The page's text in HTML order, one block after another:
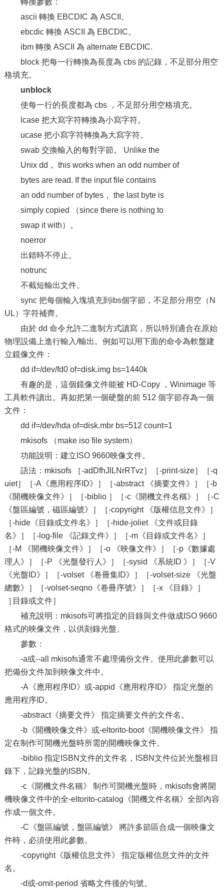
轉換參數：
ascii 轉換 EBCDIC 為 ASCII。
ebcdic 轉換 ASCII 為 EBCDIC。
ibm 轉換 ASCII 為 alternate EBCDIC.
block 把每一行轉換為長度為 cbs 的記錄，不足部分用空
格填充。
unblock
使每一行的長度都為 cbs ，不足部分用空格填充。
lcase 把大寫字符轉換為小寫字符。
ucase 把小寫字符轉換為大寫字符。
swab 交換輸入的每對字節。 Unlike the
Unix dd， this works when an odd number of
bytes are read. If the input file contains
an odd number of bytes， the last byte is
simply copied （since there is nothing to
swap it with）。
noerror
出錯時不停止。
notrunc
不截短輸出文件。
sync 把每個輸入塊填充到ibs個字節，不足部分用空（N
UL）字符補齊。
由於 dd 命令允許二進制方式讀寫，所以特別適合在原始
物理設備上進行輸入/輸出。例如可以用下面的命令為軟盤建
立鏡像文件：
dd if=/dev/fd0 of=disk.img bs=1440k
有趣的是，這個鏡像文件能被 HD-Copy ，Winimage 等
工具軟件讀出。再如把第一個硬盤的前 512 個字節存為一個
文件：
dd if=/dev/hda of=disk.mbr bs=512 count=1
mkisofs （make iso file system）
功能說明：建立ISO 9660映像文件。
語法：mkisofs ［-adDfhJlLNrRTvz］［-print-size］［-q
uiet］［-A《應用程序ID》］［-abstract 《摘要文件》］［-b
《開機映像文件》］［-biblio ］［-c《開機文件名稱》］［-C
《盤區編號，磁區編號》］［-copyright 《版權信息文件》］
［-hide《目錄或文件名》］［-hide-joliet 《文件或目錄
名》］［-log-file 《記錄文件》］［-m《目錄或文件名》］
［-M 《開機映像文件》］［-o 《映像文件》］［-p《數據處
理人》］［-P 《光盤發行人》］［-sysid 《系統ID 》］［-V
《光盤ID》］［-volset 《卷冊集ID》］［-volset-size 《光盤
總數》］［-volset-seqno《卷冊序號》］［-x 《目錄》］
［目錄或文件］
補充說明：mkisofs可將指定的目錄與文件做成ISO 9660
格式的映像文件，以供刻錄光盤。
參數：
-a或--all mkisofs通常不處理備份文件。使用此參數可以
把備份文件加到映像文件中。
-A《應用程序ID》或-appid《應用程序ID》 指定光盤的
應用程序ID。
-abstract《摘要文件》 指定摘要文件的文件名。
-b《開機映像文件》或-eltorito-boot《開機映像文件》 指
定在制作可開機光盤時所需的開機映像文件。
-biblio 指定ISBN文件的文件名，ISBN文件位於光盤根目
錄下，記錄光盤的ISBN。
-c《開機文件名稱》 制作可開機光盤時，mkisofs會將開
機映像文件中的全-eltorito-catalog《開機文件名稱》全部內容
作成一個文件。
-C《盤區編號，盤區編號》 將許多節區合成一個映像文
件時，必須使用此參數。
-copyright《版權信息文件》 指定版權信息文件的文件
名。
-d或-omit-period 省略文件後的句號。